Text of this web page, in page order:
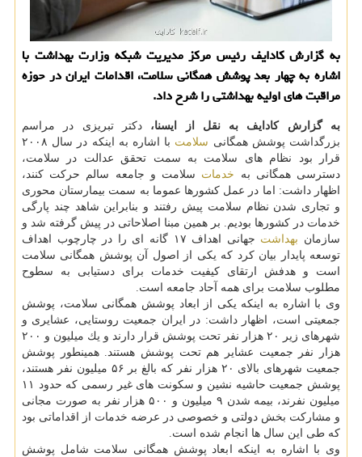
به گزارش كادایف رئیس مركز مدیریت شبكه وزارت بهداشت با
اشاره به چهار بعد پوشش همگانی سلامت، اقدامات ایران در حوزه
مراقبت های اولیه بهداشتی را شرح داد.
به گزارش كادایف به نقل از ایسنا،دكتر تبریزی در مراسم
بزرگداشت پوشش همگانی سلامت
با اشاره به اینكه در سال ۲۰۰۸
قرار بود نظام های سلامت به سمت تحقق عدالت در سلامت،
دسترسی همگانی به خدمات سلامت و جامعه سالم حركت كنند،
اظهار داشت: اما در عمل كشورها عموما به سمت بیمارستان محوری
و تجاری شدن نظام سلامت پیش رفتند و بنابراین شاهد چند پارگی
خدمات در كشورها بودیم. بر همین مبنا اصلاحاتی در پیش گرفته شد و
سازمان بهداشت
جهانی اهداف ۱۷ گانه ای را در چارچوب اهداف
توسعه پایدار بیان كرد كه یكی از اصول آن پوشش همگانی سلامت
است و هدفش ارتقای كیفیت خدمات برای دستیابی به سطوح
مطلوب سلامت برای همه آحاد جامعه است.
وی با اشاره به اینكه یكی از ابعاد پوشش همگانی سلامت، پوشش
جمعیتی است، اظهار داشت: در ایران جمعیت روستایی، عشایری و
شهرهای زیر ۲۰ هزار نفر تحت پوشش قرار دارند و یك میلیون و ۲۰۰
هزار نفر جمعیت عشایر هم تحت پوشش هستند. همینطور پوشش
جمعیت شهرهای بالای ۲۰ هزار نفر كه بالغ بر ۵۶ میلیون نفر هستند،
پوشش جمعیت حاشیه نشین و سكونت های غیر رسمی كه حدود ۱۱
میلیون نفرند، بیمه شدن ۹ میلیون و ۵۰۰ هزار نفر به صورت مجانی
و مشاركت بخش دولتی و خصوصی در عرضه خدمات از اقداماتی بود
كه طی این سال ها انجام شده است.
وی با اشاره به اینكه ابعاد پوشش همگانی سلامت شامل پوشش